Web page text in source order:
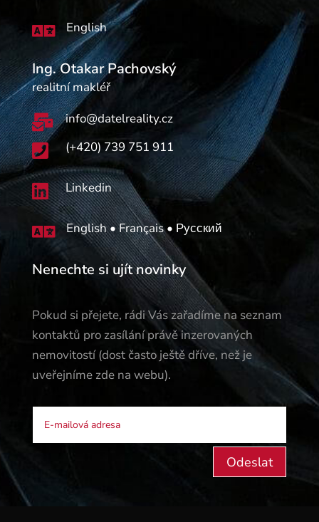
 English
Ing. Otakar Pachovský
realitní makléř
 info@datelreality.cz
 (+420) 739 751 911
 Linkedin
 English • Français • Русский
Nenechte si ujít novinky
Pokud si přejete, rádi Vás zařadíme na seznam
kontaktů pro zasílání právě inzerovaných
nemovitostí (dost často ještě dříve, než je
uveřejníme zde na webu).
Odeslat